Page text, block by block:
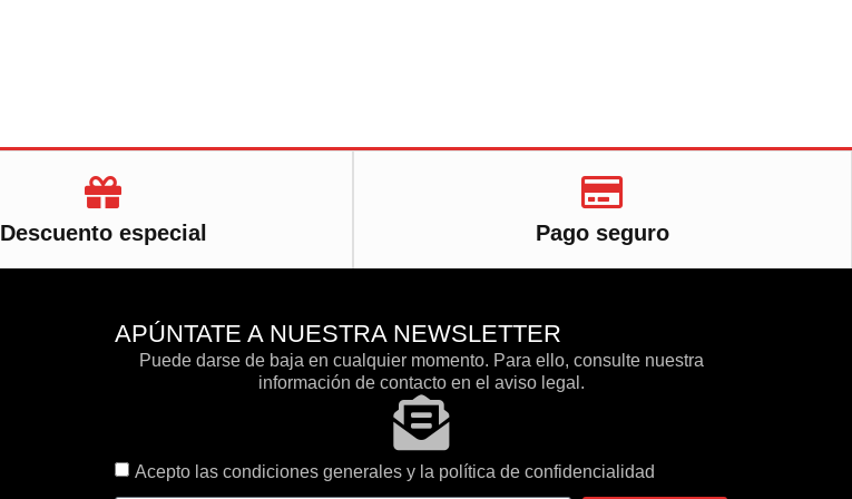
Descuento especial Pago seguro
APÚNTATE A NUESTRA NEWSLETTER
Puede darse de baja en cualquier momento. Para ello, consulte nuestra
información de contacto en el aviso legal.
Acepto las condiciones generales y la política de confidencialidad